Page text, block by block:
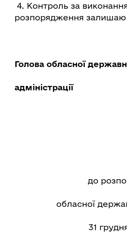
4. Контроль за
розпорядження
Голова обласної
адміністрації
до
обласної
31